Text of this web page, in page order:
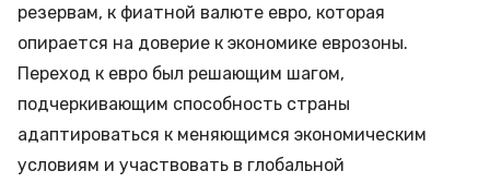
резервам, к фиатной валюте евро, которая
опирается на доверие к экономике еврозоны.
Переход к евро был решающим шагом,
подчеркивающим способность страны
адаптироваться к меняющимся экономическим
условиям и участвовать в глобальной